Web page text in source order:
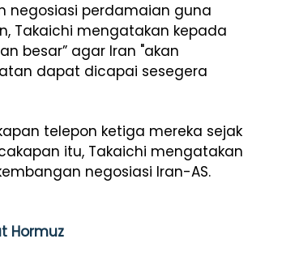
negosiasi perdamaian guna
Takaichi mengatakan kepada
besar” agar Iran "akan
dapat dicapai sesegera
telepon ketiga mereka sejak
itu, Takaichi mengatakan
negosiasi Iran-AS.
Hormuz